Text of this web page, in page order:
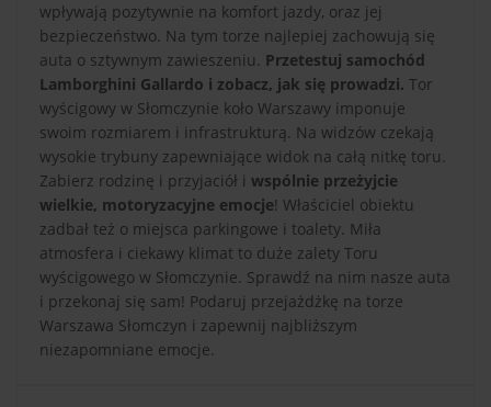
wpływają pozytywnie na komfort jazdy, oraz jej
bezpieczeństwo. Na tym torze najlepiej zachowują się
auta o sztywnym zawieszeniu. Przetestuj samochód
Lamborghini Gallardo i zobacz, jak się prowadzi. Tor
wyścigowy w Słomczynie koło Warszawy imponuje
swoim rozmiarem i infrastrukturą. Na widzów czekają
wysokie trybuny zapewniające widok na całą nitkę toru.
Zabierz rodzinę i przyjaciół i wspólnie przeżyjcie
wielkie, motoryzacyjne emocje! Właściciel obiektu
zadbał też o miejsca parkingowe i toalety. Miła
atmosfera i ciekawy klimat to duże zalety Toru
wyścigowego w Słomczynie. Sprawdź na nim nasze auta
i przekonaj się sam! Podaruj przejażdżkę na torze
Warszawa Słomczyn i zapewnij najbliższym
niezapomniane emocje.